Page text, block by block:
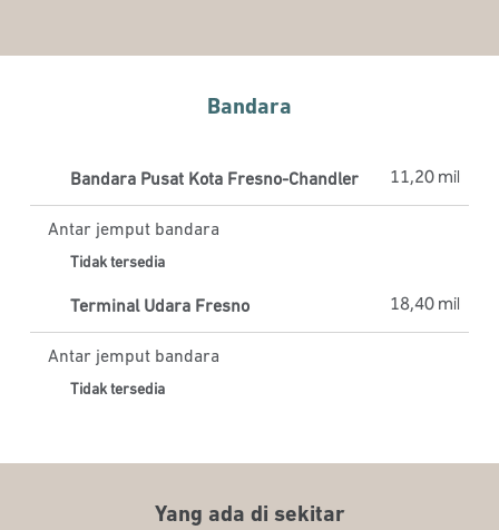
Bandara
Bandara Pusat Kota Fresno-Chandler 11,20 mil
Antar jemput bandara
Tidak tersedia
Terminal Udara Fresno 18,40 mil
Antar jemput bandara
Tidak tersedia
Yang ada di sekitar